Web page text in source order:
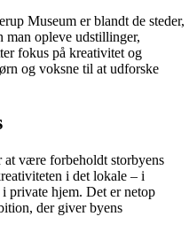
Museum er blandt de steder,
man opleve udstillinger,
fokus på kreativitet og
og voksne til at udforske
at være forbeholdt storbyens
i det lokale – i
private hjem. Det er netop
der giver byens